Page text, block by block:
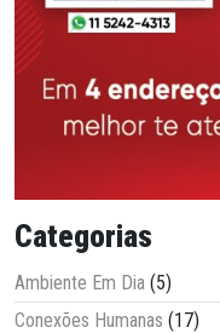
Categorias
Ambiente Em Dia (5)
Conexões Humanas (17)